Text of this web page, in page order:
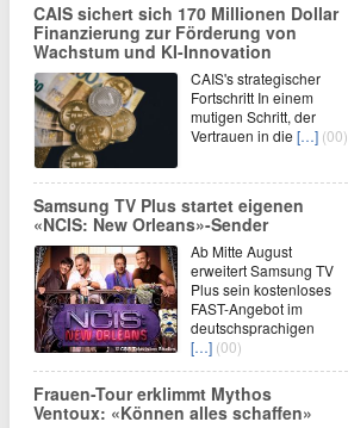
CAIS sichert sich 170 Millionen Dollar
Finanzierung zur Förderung von
Wachstum und KI-Innovation
CAIS's strategischer
Fortschritt In einem
mutigen Schritt, der
Vertrauen in die […] (00)
Samsung TV Plus startet eigenen
«NCIS: New Orleans»-Sender
Ab Mitte August
erweitert Samsung TV
Plus sein kostenloses
FAST-Angebot im
deutschsprachigen
[…] (00)
Frauen-Tour erklimmt Mythos
Ventoux: «Können alles schaffen»